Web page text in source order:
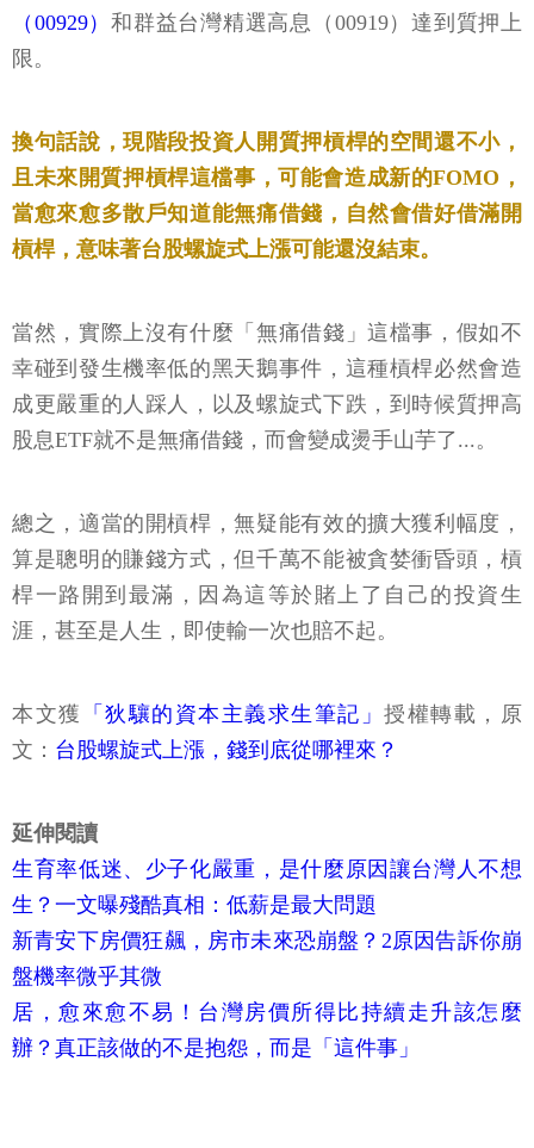
（00929）和群益台灣精選高息（00919）達到質押上
限。
換句話說，現階段投資人開質押槓桿的空間還不小，
且未來開質押槓桿這檔事，可能會造成新的FOMO，
當愈來愈多散戶知道能無痛借錢，自然會借好借滿開
槓桿，意味著台股螺旋式上漲可能還沒結束。
當然，實際上沒有什麼「無痛借錢」這檔事，假如不
幸碰到發生機率低的黑天鵝事件，這種槓桿必然會造
成更嚴重的人踩人，以及螺旋式下跌，到時候質押高
股息ETF就不是無痛借錢，而會變成燙手山芋了...。
總之，適當的開槓桿，無疑能有效的擴大獲利幅度，
算是聰明的賺錢方式，但千萬不能被貪婪衝昏頭，槓
桿一路開到最滿，因為這等於賭上了自己的投資生
涯，甚至是人生，即使輸一次也賠不起。
本文獲 「狄驤的資本主義求生筆記」授權轉載，原
文： 台股螺旋式上漲，錢到底從哪裡來？
延伸閱讀
生育率低迷、少子化嚴重，是什麼原因讓台灣人不想
生？一文曝殘酷真相：低薪是最大問題
新青安下房價狂飆，房市未來恐崩盤？2原因告訴你崩
盤機率微乎其微
居，愈來愈不易！台灣房價所得比持續走升該怎麼
辦？真正該做的不是抱怨，而是「這件事」